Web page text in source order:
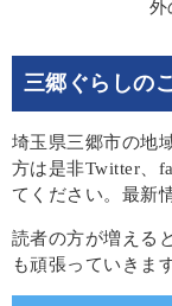
外
三郷ぐらしの
埼玉県三郷市の地
方は是非Twitter、
てください。最新
読者の方が増える
も頑張っていきま